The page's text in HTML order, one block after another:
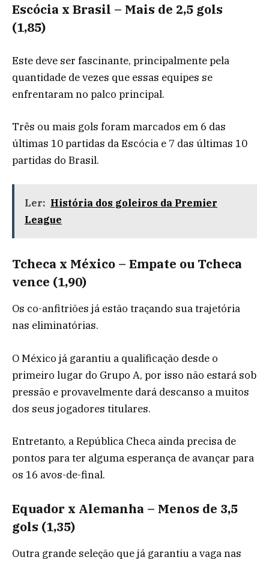
Escócia x Brasil – Mais de 2,5 gols
(1,85)
Este deve ser fascinante, principalmente pela
quantidade de vezes que essas equipes se
enfrentaram no palco principal.
Três ou mais gols foram marcados em 6 das
últimas 10 partidas da Escócia e 7 das últimas 10
partidas do Brasil.
Ler: História dos goleiros da Premier
League
Tcheca x México – Empate ou Tcheca
vence (1,90)
Os co-anfitriões já estão traçando sua trajetória
nas eliminatórias.
O México já garantiu a qualificação desde o
primeiro lugar do Grupo A, por isso não estará sob
pressão e provavelmente dará descanso a muitos
dos seus jogadores titulares.
Entretanto, a República Checa ainda precisa de
pontos para ter alguma esperança de avançar para
os 16 avos-de-final.
Equador x Alemanha – Menos de 3,5
gols (1,35)
Outra grande seleção que já garantiu a vaga nas